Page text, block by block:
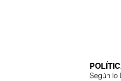
Según lo